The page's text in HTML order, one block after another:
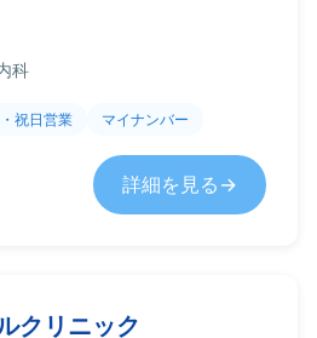
科
祝日営業 マイナンバー
詳細を見る
クリニック